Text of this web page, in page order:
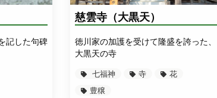
記した句碑
慈雲寺（大黒天）
徳川家の加護を受けて隆盛を誇った、
大黒天の寺
七福神 寺
花
豊穣